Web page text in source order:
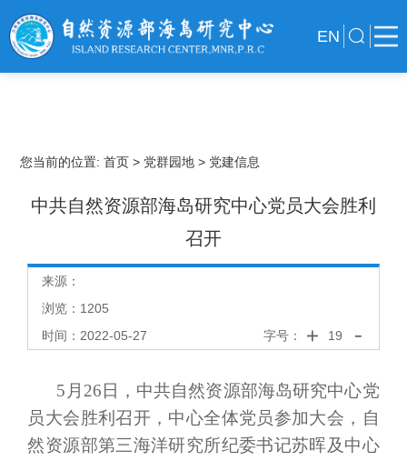
EN
您当前的位置: 首页> 党群园地 > 党建信息
中共自然资源部海岛研究中心党员大会胜利
召开
来源：
浏览： 1205
时间：2022-05-27
字号： 19
5月26日，中共自然资源部海岛研究中心党
员大会胜利召开，中心全体党员参加大会，自
然资源部第三海洋研究所纪委书记苏晖及中心